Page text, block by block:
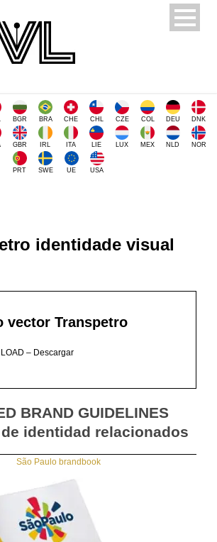
BGR BRA CHE CHL CZE COL DEU DNK
GBR IRL ITA LIE LUX MEX NLD NOR
PRT SWE UE USA
identidade visual
vector Transpetro
– Descargar
BRAND GUIDELINES
identidad relacionados
São Paulo brandbook